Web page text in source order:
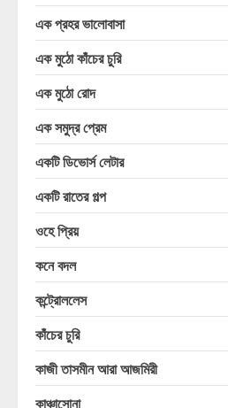
এক প্রহর ভালোবাসা
এক মুঠো কাঁচের চুরি
এক মুঠো রোদ
এক সমুদ্র প্রেম
একটি ডিভোর্স লেটার
একটি রাতের গল্প
ওহে প্রিয়
কনে বদল
কন্ট্রোললেস
কাঁচের চুরি
কাজী তাসমীন আরা আজমিরী
কাঞ্চাসোনা